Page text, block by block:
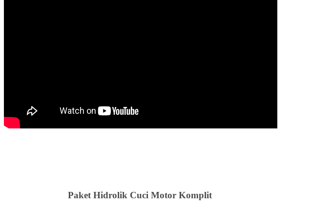
Paket Hidrolik Cuci Motor Komplit